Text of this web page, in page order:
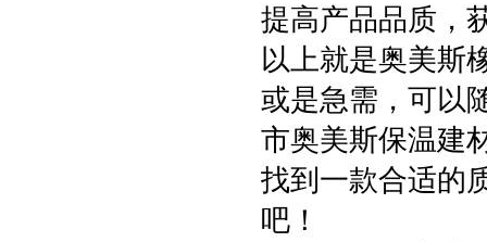
提高产品品质，
以上就是奥美斯
或是急需，可以
市奥美斯保温建
找到一款合适的
吧！